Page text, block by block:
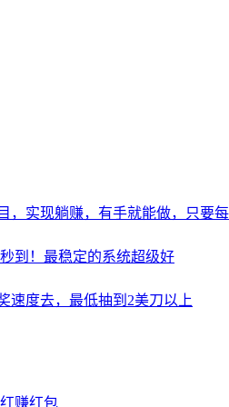
，实现躺赚，有手就能做，只要
到！最稳定的系统超级好
速度去，最低抽到2美刀以上
赚红包